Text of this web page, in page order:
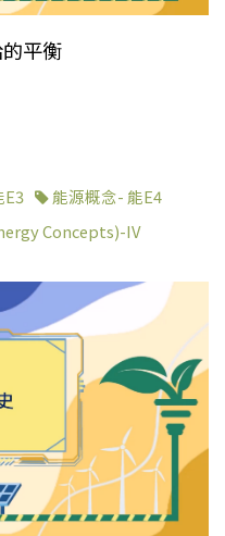
平衡
E3
能源概念- 能E4
Concepts)-IV